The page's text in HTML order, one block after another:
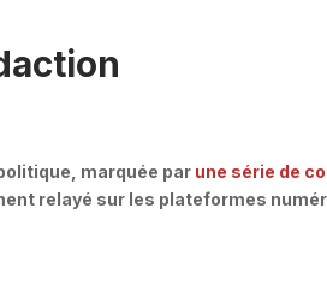
marquée par une série de
relayé sur les plateformes